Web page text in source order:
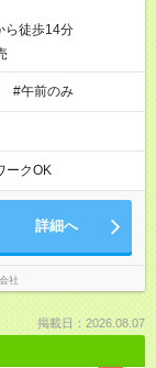
ら徒歩14分
#午前のみ
ークOK
詳細へ
社
掲載日：2026.08.07